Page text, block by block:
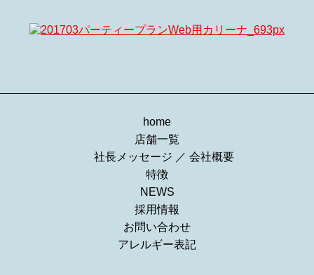
home
店舗一覧
社長メッセージ ／ 会社概要
特徴
NEWS
採用情報
お問い合わせ
アレルギー表記